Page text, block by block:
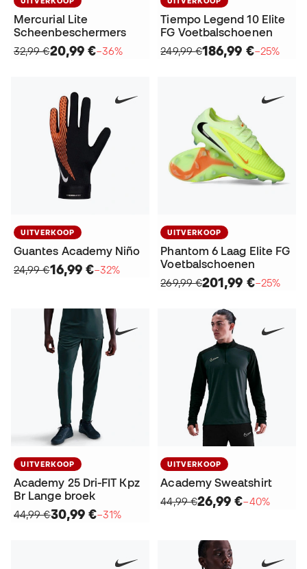
Mercurial Lite
Scheenbeschermers
32,99 €20,99 €−36%
Tiempo Legend 10 Elite
FG Voetbalschoenen
249,99 €186,99 €−25%
UITVERKOOP
Guantes Academy Niño
24,99 €16,99 €−32%
UITVERKOOP
Phantom 6 Laag Elite FG
Voetbalschoenen
269,99 €201,99 €−25%
UITVERKOOP
Academy 25 Dri-FIT Kpz
Br Lange broek
44,99 €30,99 €−31%
UITVERKOOP
Academy Sweatshirt
44,99 €26,99 €−40%